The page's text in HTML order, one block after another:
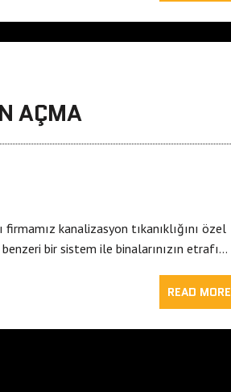
AÇMA
kanalizasyon tıkanıklığını özel
bir sistem ile binalarınızın etrafı…
READ MORE